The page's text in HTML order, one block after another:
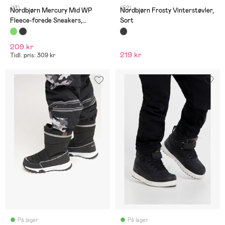
(13)
Nordbjørn Mercury Mid WP
Fleece-forede Sneakers,
Sagebrush
209 kr
Tidl. pris: 309 kr
sandkassen hver dag.
(52)
Nordbjørn Frosty Vinterstøvler,
Sort
219 kr
På lager På lager